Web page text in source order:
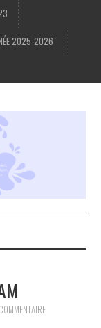
2025-2026